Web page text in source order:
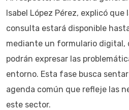
Isabel López Pérez, explicó que
consulta estará disponible
mediante un formulario digital,
podrán expresar las
entorno. Esta fase busca
agenda común que refleje las
este sector.